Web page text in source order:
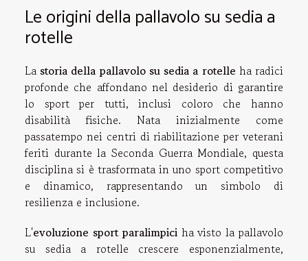
Le origini della pallavolo su sedia a
rotelle
Lastoria della pallavolo su sedia a rotelle ha radici
profonde che affondano nel desiderio di garantire
lo sport per tutti, inclusi coloro che hanno
disabilità fisiche. Nata inizialmente come
passatempo nei centri di riabilitazione per veterani
feriti durante la Seconda Guerra Mondiale, questa
disciplina si è trasformata in uno sport competitivo
e dinamico, rappresentando un simbolo di
resilienza e inclusione.
L'evoluzione sport paralimpiciha visto la pallavolo
su sedia a rotelle crescere esponenzialmente,